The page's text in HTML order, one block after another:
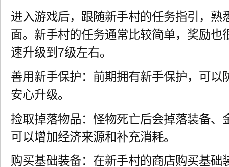
进入游戏后，跟随新手村的任务指引，熟
面。新手村的任务通常比较简单，奖励也
速升级到7级左右。
善用新手保护：前期拥有新手保护，可以
安心升级。
捡取掉落物品：怪物死亡后会掉落装备、
可以增加经济来源和补充消耗。
购买基础装备：在新手村的商店购买基础